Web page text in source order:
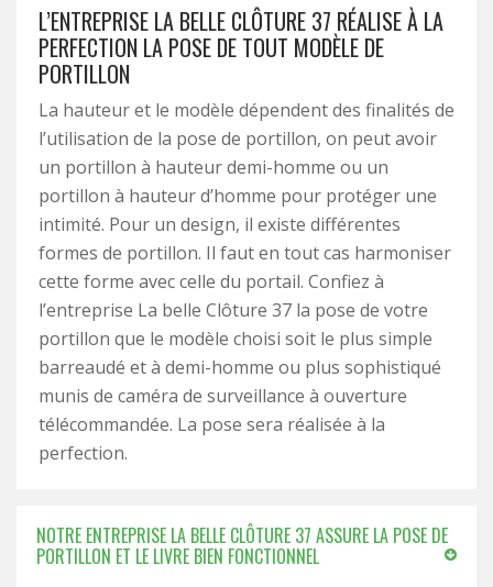
L’ENTREPRISE LA BELLE CLÔTURE 37 RÉALISE À LA
PERFECTION LA POSE DE TOUT MODÈLE DE
PORTILLON
La hauteur et le modèle dépendent des finalités de
l’utilisation de la pose de portillon, on peut avoir
un portillon à hauteur demi-homme ou un
portillon à hauteur d’homme pour protéger une
intimité. Pour un design, il existe différentes
formes de portillon. Il faut en tout cas harmoniser
cette forme avec celle du portail. Confiez à
l’entreprise La belle Clôture 37 la pose de votre
portillon que le modèle choisi soit le plus simple
barreaudé et à demi-homme ou plus sophistiqué
munis de caméra de surveillance à ouverture
télécommandée. La pose sera réalisée à la
perfection.
NOTRE ENTREPRISE LA BELLE CLÔTURE 37 ASSURE LA POSE DE
PORTILLON ET LE LIVRE BIEN FONCTIONNEL